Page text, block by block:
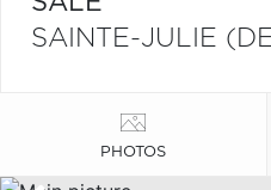
SAINTE-JULIE
PHOTOS